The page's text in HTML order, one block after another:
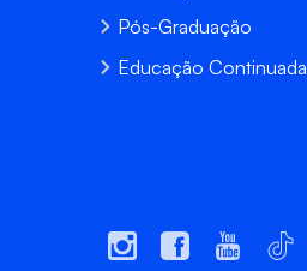
Pós-Graduação
Educação Continuada